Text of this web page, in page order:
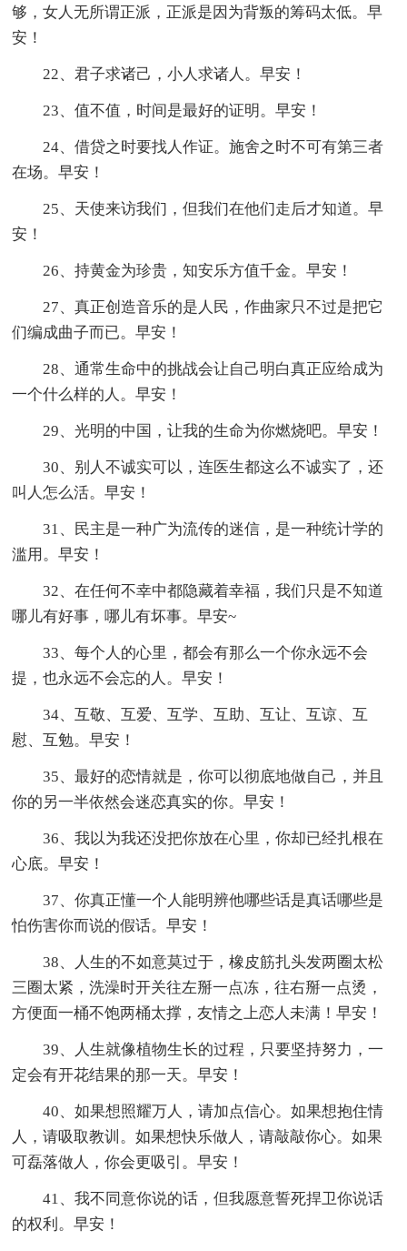
够，女人无所谓正派，正派是因为背叛的筹码太低。早
安！
22、君子求诸己，小人求诸人。早安！
23、值不值，时间是最好的证明。早安！
24、借贷之时要找人作证。施舍之时不可有第三者
在场。早安！
25、天使来访我们，但我们在他们走后才知道。早
安！
26、持黄金为珍贵，知安乐方值千金。早安！
27、真正创造音乐的是人民，作曲家只不过是把它
们编成曲子而已。早安！
28、通常生命中的挑战会让自己明白真正应给成为
一个什么样的人。早安！
29、光明的中国，让我的生命为你燃烧吧。早安！
30、别人不诚实可以，连医生都这么不诚实了，还
叫人怎么活。早安！
31、民主是一种广为流传的迷信，是一种统计学的
滥用。早安！
32、在任何不幸中都隐藏着幸福，我们只是不知道
哪儿有好事，哪儿有坏事。早安~
33、每个人的心里，都会有那么一个你永远不会
提，也永远不会忘的人。早安！
34、互敬、互爱、互学、互助、互让、互谅、互
慰、互勉。早安！
35、最好的恋情就是，你可以彻底地做自己，并且
你的另一半依然会迷恋真实的你。早安！
36、我以为我还没把你放在心里，你却已经扎根在
心底。早安！
37、你真正懂一个人能明辨他哪些话是真话哪些是
怕伤害你而说的假话。早安！
38、人生的不如意莫过于，橡皮筋扎头发两圈太松
三圈太紧，洗澡时开关往左掰一点冻，往右掰一点烫，
方便面一桶不饱两桶太撑，友情之上恋人未满！早安！
39、人生就像植物生长的过程，只要坚持努力，一
定会有开花结果的那一天。早安！
40、如果想照耀万人，请加点信心。如果想抱住情
人，请吸取教训。如果想快乐做人，请敲敲你心。如果
可磊落做人，你会更吸引。早安！
41、我不同意你说的话，但我愿意誓死捍卫你说话
的权利。早安！